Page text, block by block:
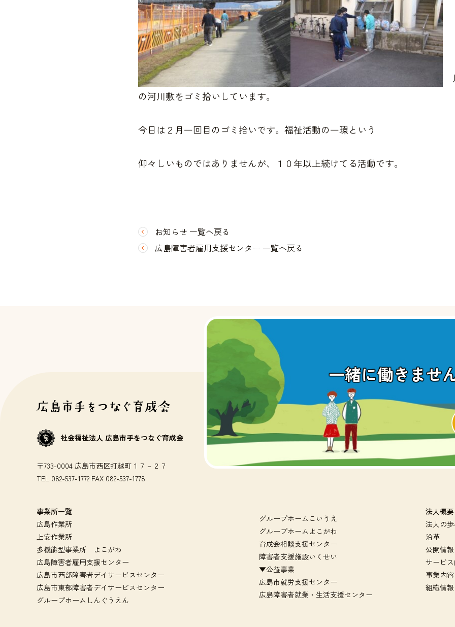
の河川敷をゴミ拾いしています。
今日は２月一回目のゴミ拾いです。福祉活動の一環という
仰々しいものではありませんが、１０年以上続けてる活動です。
お知らせ 一覧へ戻る
広島障害者雇用支援センター 一覧へ戻る
一緒に働きませ
社会福祉法人 広島市手をつなぐ育成会
〒733-0004 広島市西区打越町１７－２７
TEL 082-537-1772 FAX 082-537-1778
事業所一覧
広島作業所
上安作業所
多機能型事業所 よこがわ
広島障害者雇用支援センター
広島市西部障害者デイサービスセンター
広島市東部障害者デイサービスセンター
グループホームしんぐうえん
グループホームこいうえ
グループホームよこがわ
育成会相談支援センター
障害者支援施設いくせい
▼公益事業
広島市就労支援センター
広島障害者就業・生活支援センター
法人概要
法人の
沿革
公開情報
サービ
事業内容
組織情報